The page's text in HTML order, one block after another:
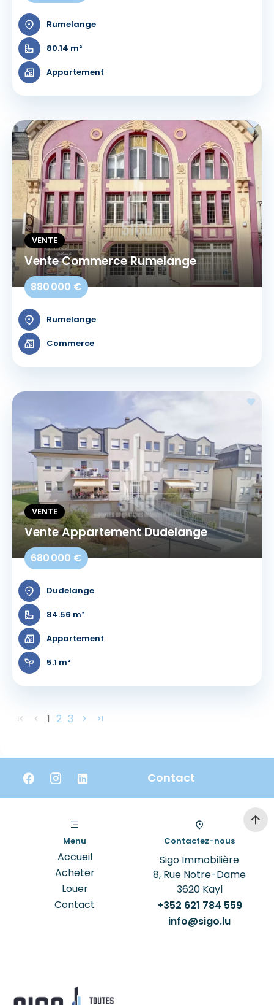
Rumelange
80.14 m²
Appartement
VENTE
Vente Commerce Rumelange
880 000 €
Rumelange
Commerce
VENTE
Vente Appartement Dudelange
680 000 €
Dudelange
84.56 m²
Appartement
5.1 m²
1 2 3
Contact
Menu
Accueil
Acheter
Louer
Contact
Contactez-nous
Sigo Immobilière
8, Rue Notre-Dame
3620Kayl
+352 621 784 559
info@sigo.lu